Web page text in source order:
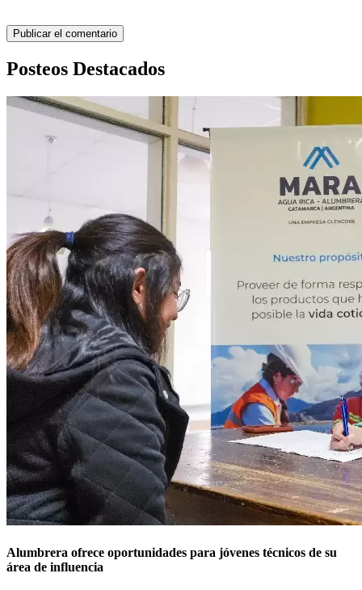
Posteos Destacados
Alumbrera ofrece oportunidades para jóvenes técnicos de su
área de influencia